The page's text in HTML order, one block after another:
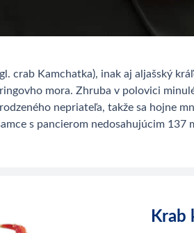
crab Kamchatka), inak aj aljašský
mora. Zhruba v polovici
nepriateľa, takže sa hojne
s pancierom nedosahujúcim 137
Krab